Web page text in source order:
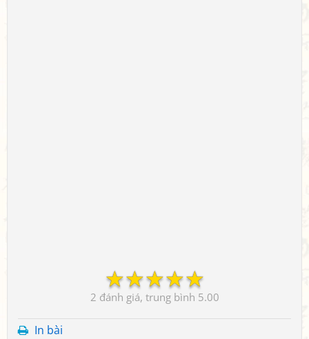
☆
☆
☆
☆
☆
2 5.00
In bài